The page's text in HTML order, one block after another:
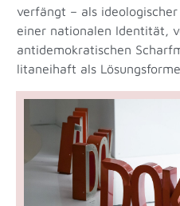
verfängt – als
einer nationalen Identität,
antidemokratischen
litaneihaft als